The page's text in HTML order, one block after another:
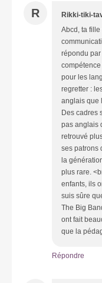
R Rikki-tiki-
Abcd, ta
répondu
pour les
regretter :
anglais que
Des cadres
pas anglais
retrouvé
ses patrons
la
plus rare.
enfants, ils
suis sûre
The Big
ont fait
que la
Répondre